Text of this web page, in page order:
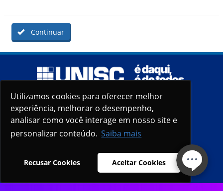
Utilizamos cookies para oferecer melhor
experiência, melhorar o desempenho,
analisar como você interage em nosso site e
personalizar conteúdo. Saiba mais
Recusar Cookies Aceitar Cookies
Utilizamos cookies para oferecer melhor
experiência, melhorar o desempenho,
analisar como você interage em nosso site e
personalizar conteúdo. Saiba mais
Recusar Cookies Aceitar Cookies
Continuar